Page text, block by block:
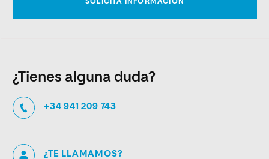
¿Tienes alguna duda?
+34 941 209 743
¿TE LLAMAMOS?